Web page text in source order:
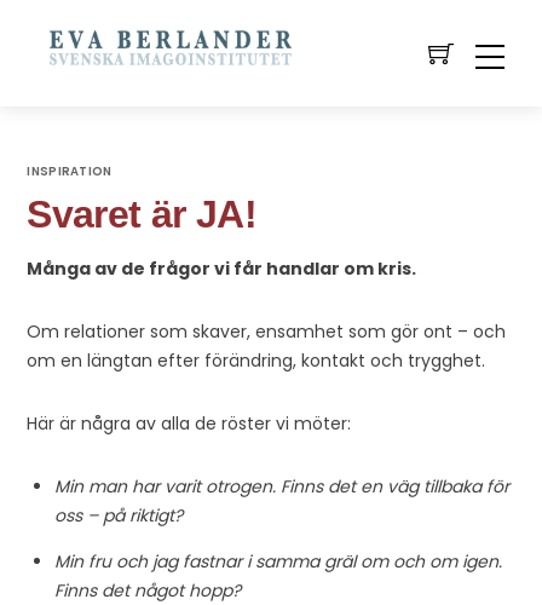
INSPIRATION
Svaret är JA!
Många av de frågor vi får handlar om kris.
Om relationer som skaver, ensamhet som gör ont – och
om en längtan efter förändring, kontakt och trygghet.
Här är några av alla de röster vi möter:
Min man har varit otrogen. Finns det en väg tillbaka för
oss – på riktigt?
Min fru och jag fastnar i samma gräl om och om igen.
Finns det något hopp?